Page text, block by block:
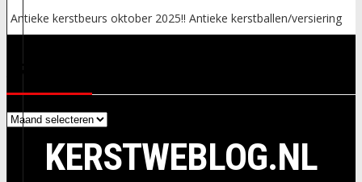
Antieke kerstbeurs oktober 2025!! Antieke kerstballen/versiering
ARCHIEVEN
Archieven
KERSTWEBLOG.NL